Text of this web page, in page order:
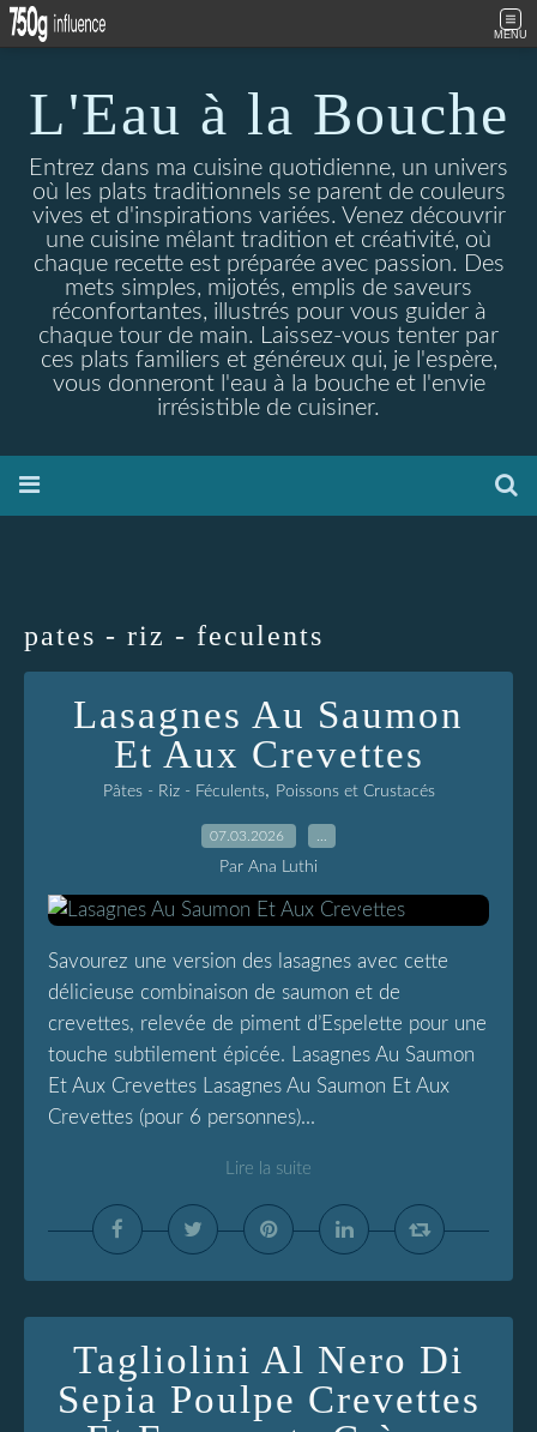
MENU
L'Eau à la Bouche
Entrez dans ma cuisine quotidienne, un univers
où les plats traditionnels se parent de couleurs
vives et d'inspirations variées. Venez découvrir
une cuisine mêlant tradition et créativité, où
chaque recette est préparée avec passion. Des
mets simples, mijotés, emplis de saveurs
réconfortantes, illustrés pour vous guider à
chaque tour de main. Laissez-vous tenter par
ces plats familiers et généreux qui, je l'espère,
vous donneront l'eau à la bouche et l'envie
irrésistible de cuisiner.
pates - riz - feculents
Lasagnes Au Saumon
Et Aux Crevettes
Pâtes - Riz - Féculents, Poissons et Crustacés
07.03.2026
Par Ana Luthi
Savourez une version des lasagnes avec cette
délicieuse combinaison de saumon et de
crevettes, relevée de piment d’Espelette pour une
touche subtilement épicée. Lasagnes Au Saumon
Et Aux Crevettes Lasagnes Au Saumon Et Aux
Crevettes (pour 6 personnes)...
Lire la suite
Tagliolini Al Nero Di
Sepia Poulpe Crevettes